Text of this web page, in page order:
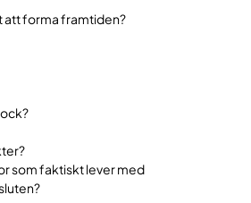
att forma framtiden?
som faktiskt lever med